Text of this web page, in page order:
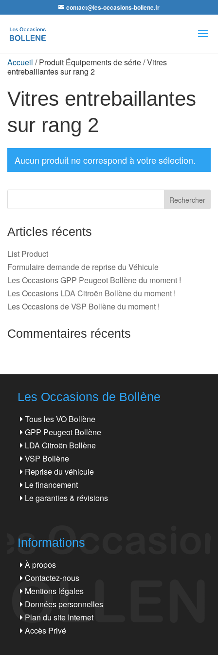
contact@les-occasions-bollene.fr
de
produits
Accueil / Produit Équipements de série / Vitres
entrebaillantes sur rang 2
Vitres entrebaillantes
sur rang 2
Aucun produit ne correspond à votre sélection.
Articles récents
List Product
Formulaire demande de reprise du Véhicule
Les Occasions GPP Peugeot Bollène du moment !
Les Occasions LDA Citroën Bollène du moment !
Les Occasions de VSP Bollène du moment !
Commentaires récents
Les Occasions de Bollène
Tous les VO Bollène
GPP Peugeot Bollène
LDA Citroën Bollène
VSP Bollène
Reprise du véhicule
Le financement
Le garanties & révisions
Informations
À propos
Contactez-nous
Mentions légales
Données personnelles
Plan du site Internet
Accès Privé